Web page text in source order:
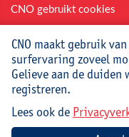
Cathy Crabbe is
docent Motoriek
Hogeschool. Verder
schrijfmotoriek in het
lager onderwijs) en
kleuter naar Lager.
navormer en volgde
Motorisch Remedial
CNO gebruikt cookies
CNO maakt gebruik
surfervaring zoveel
Gelieve aan de duiden
registreren.
Lees ook de